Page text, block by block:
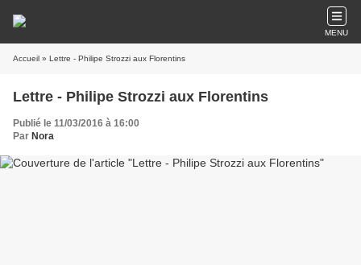
MENU
Accueil » Lettre - Philipe Strozzi aux Florentins
Lettre - Philipe Strozzi aux Florentins
Publié le 11/03/2016 à 16:00
Par Nora